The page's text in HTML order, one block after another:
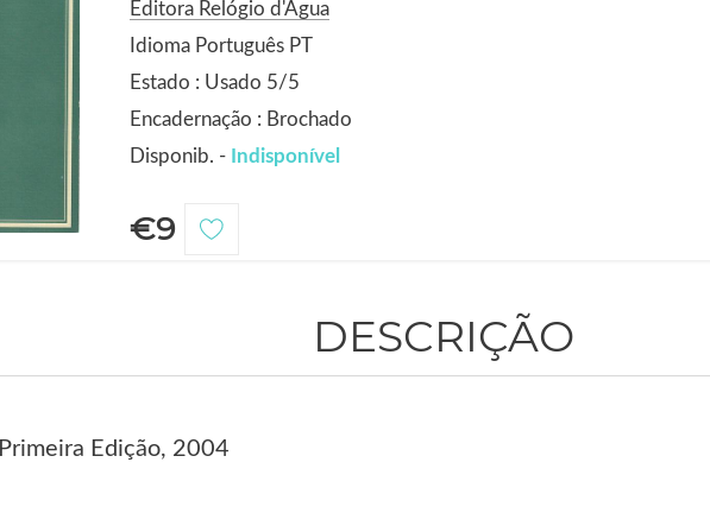
Editora Relógio d'Água
Idioma Português PT
Estado : Usado 5/5
Encadernação : Brochado
Disponib. - Indisponível
€9
DESCRIÇÃO
Primeira Edição, 2004